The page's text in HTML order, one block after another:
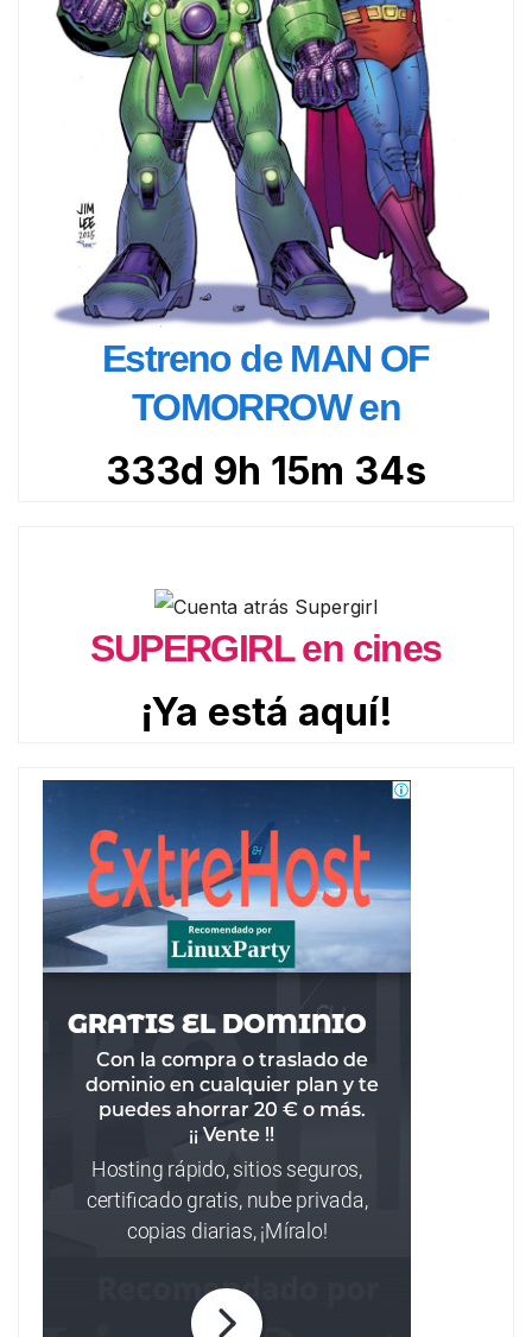
Estreno de MAN OF
TOMORROW en
333d 9h 15m 33s
SUPERGIRL en cines
¡Ya está aquí!